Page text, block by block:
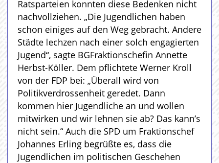
Ratsparteien konnten diese Bedenken nicht
nachvollziehen. „Die Jugendlichen haben
schon einiges auf den Weg gebracht. Andere
Städte lechzen nach einer solch engagierten
Jugend“, sagte BGFraktionschefin Annette
Herbst-Köller. Dem pflichtete Werner Kroll
von der FDP bei: „Überall wird von
Politikverdrossenheit geredet. Dann
kommen hier Jugendliche an und wollen
mitwirken und wir lehnen sie ab? Das kann’s
nicht sein.“ Auch die SPD um Fraktionschef
Johannes Erling begrüßte es, dass die
Jugendlichen im politischen Geschehen